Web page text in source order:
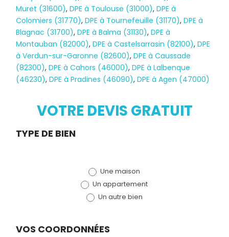
Muret (31600),DPE à Toulouse (31000),DPE à
Colomiers (31770),DPE à Tournefeuille (31170),DPE à
Blagnac (31700),DPE à Balma (31130),DPE à
Montauban (82000),DPE à Castelsarrasin (82100),DPE
à Verdun-sur-Garonne (82600),DPE à Caussade
(82300),DPE à Cahors (46000),DPE à Lalbenque
(46230),DPE à Pradines (46090),DPE à Agen (47000)
VOTRE DEVIS GRATUIT
Demande
TYPE DE BIEN
Une maison
Un appartement
Un autre bien
VOS COORDONNÉES